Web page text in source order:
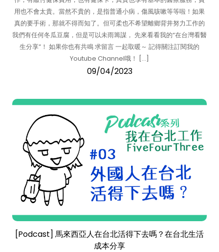
用也不會太貴。當然不貴的，是指普通小病，傷風咳嗽等等啦！如果
真的要手術，那就不得而知了。但可柔也不希望離鄉背井努力工作的
我們有任何冬瓜豆腐，但是可以未雨籌謀， 先來看看我的“在台灣看醫
生分享”！ 如果你也有共鳴 求留言 一起取暖～ 記得關注訂閱我的
Youtube Channel哦！ […]
09/04/2023
[Podcast] 馬來西亞人在台北活得下去嗎？在台北生活
成本分享